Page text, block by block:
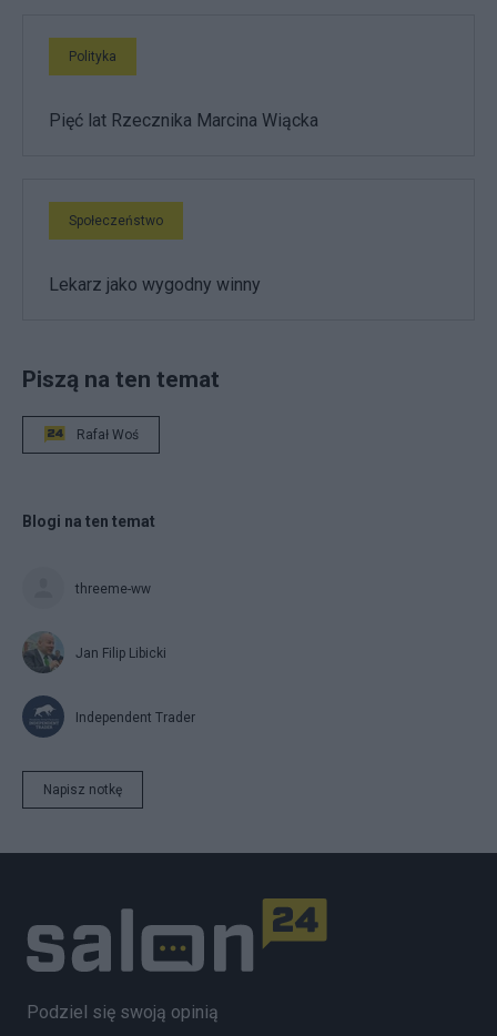
Polityka
Pięć lat Rzecznika Marcina Wiącka
Społeczeństwo
Lekarz jako wygodny winny
Piszą na ten temat
Rafał Woś
Blogi na ten temat
threeme-ww
Jan Filip Libicki
Independent Trader
Napisz notkę
Podziel się swoją opinią